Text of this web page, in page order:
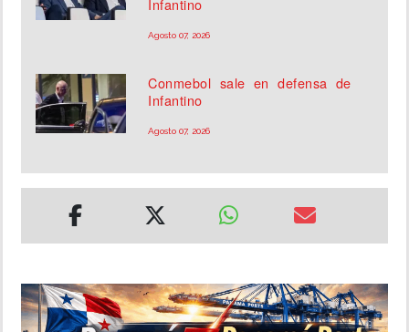
Infantino
Agosto 07, 2026
Conmebol sale en defensa de
Infantino
Agosto 07, 2026